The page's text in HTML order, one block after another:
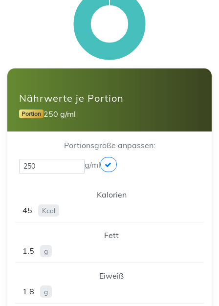
Nährwerte je Portion
Portion 250 g/ml
Portionsgröße anpassen:
g/ml
Kalorien
45
Kcal
Fett
1.5
g
Eiweiß
1.8
g